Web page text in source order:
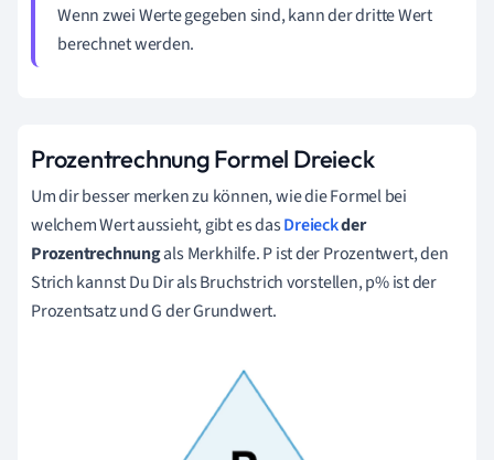
Wenn zwei Werte gegeben sind, kann der dritte Wert
berechnet werden.
Prozentrechnung Formel Dreieck
Um dir besser merken zu können, wie die Formel bei
welchem Wert aussieht, gibt es dasDreieckder
Prozentrechnungals Merkhilfe. P ist der Prozentwert, den
Strich kannst Du Dir als Bruchstrich vorstellen, p% ist der
Prozentsatz und G der Grundwert.